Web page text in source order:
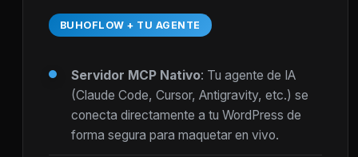
BUHOFLOW + TU AGENTE
Servidor MCP Nativo: Tu agente de IA
(Claude Code, Cursor, Antigravity, etc.) se
conecta directamente a tu WordPress de
forma segura para maquetar en vivo.